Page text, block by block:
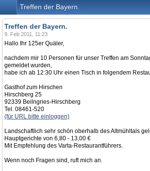
Treffen der Bayern.
Treffen der Bayern.
9. Feb 2011, 11:23
Hallo Ihr 125er Quäler,
nachdem mir 10 Personen für unser Treffen am
gemeldet wurden,
habe ich ab 12:30 Uhr einen Tisch in folgendem
Gasthof zum Hirschen
Hirschberg 25
92339 Beilngries-Hirschberg
Tel. 08461-520
(für URL bitte einloggen)
Landschaftlich sehr schön oberhalb des Altmühltals
Hauptgerichte von 6,80 - 13,00 €
Mit Empfehlung des Varta-Restaurantführers.
Wenn noch Fragen sind, ruft mich an.